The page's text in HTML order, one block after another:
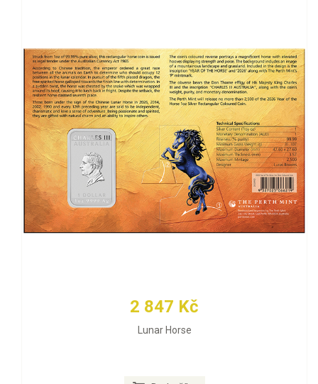
2 847 Kč
Lunar Horse